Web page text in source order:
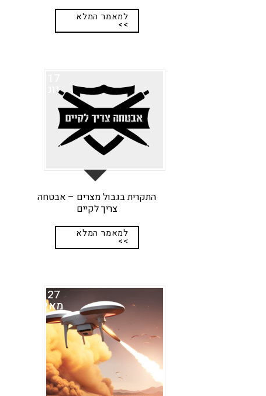
למאמר המלא
>>
התקרית בגבול מצרים – אבטחה
צריך לקיים
יונ
למאמר המלא
>>
27
מאי